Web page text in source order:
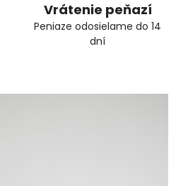
Vrátenie peňazí
Peniaze odosielame do 14
dní